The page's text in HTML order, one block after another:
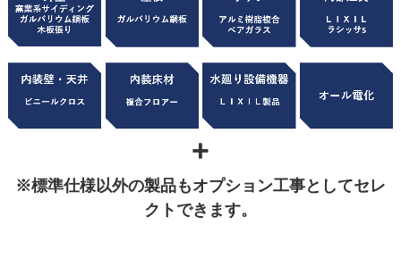
+
※標準仕様以外の製品もオプション工事としてセレ
クトできます。